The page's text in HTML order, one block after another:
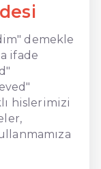
demekle
ifade
hislerimizi